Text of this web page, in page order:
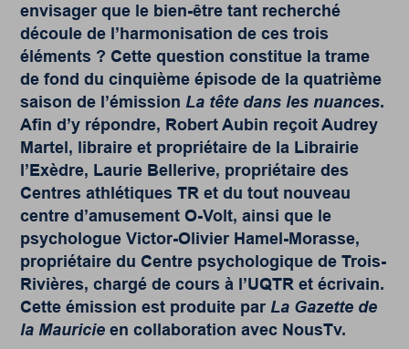
envisager que le bien-être tant recherché
découle de l’harmonisation de ces trois
éléments ? Cette question constitue la trame
de fond du cinquième épisode de la quatrième
saison de l’émission La tête dans les nuances.
Afin d’y répondre, Robert Aubin reçoit Audrey
Martel, libraire et propriétaire de la Librairie
l’Exèdre, Laurie Bellerive, propriétaire des
Centres athlétiques TR et du tout nouveau
centre d’amusement O-Volt, ainsi que le
psychologue Victor-Olivier Hamel-Morasse,
propriétaire du Centre psychologique de Trois-
Rivières, chargé de cours à l’UQTR et écrivain.
Cette émission est produite par La Gazette de
la Mauricie en collaboration avec NousTv.